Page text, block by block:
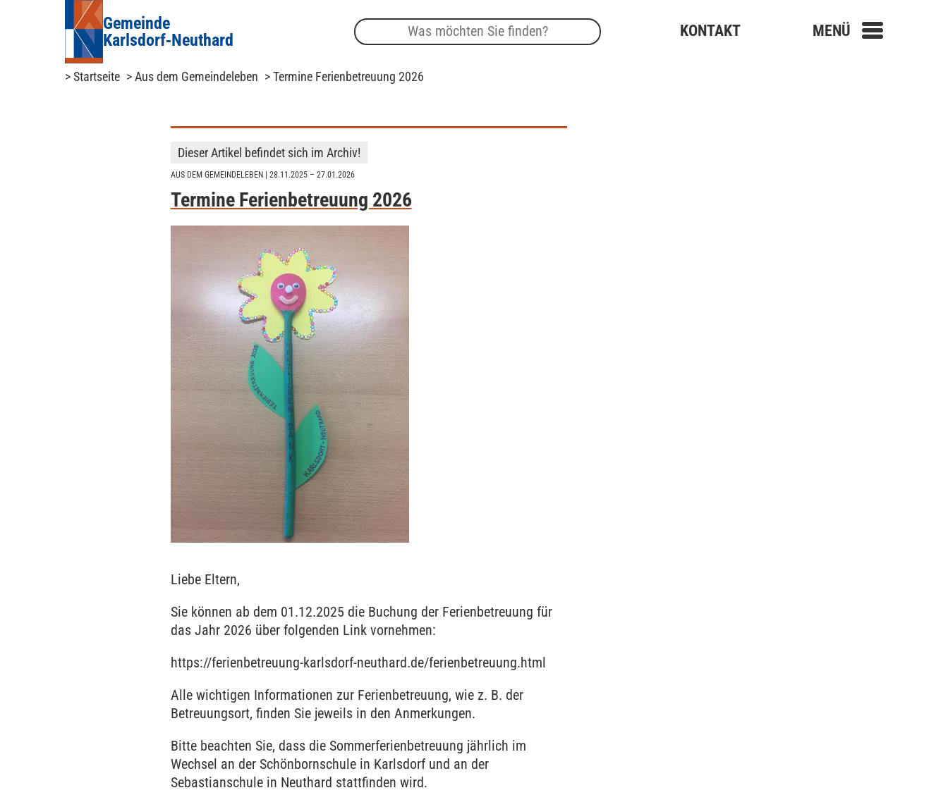
Gemeinde
Karlsdorf‑Neuthard
KONTAKT MENÜ
> Startseite > Aus dem Gemeindeleben > Termine Ferienbetreuung 2026
Dieser Artikel befindet sich im Archiv!
AUS DEM GEMEINDELEBEN| 28.11.2025 – 27.01.2026
Termine Ferienbetreuung 2026
Liebe Eltern,
Sie können ab dem 01.12.2025 die Buchung der Ferienbetreuung für
das Jahr 2026 über folgenden Link vornehmen:
https://ferienbetreuung-karlsdorf-neuthard.de/ferienbetreuung.html
Alle wichtigen Informationen zur Ferienbetreuung, wie z. B. der
Betreuungsort, finden Sie jeweils in den Anmerkungen.
Bitte beachten Sie, dass die Sommerferienbetreuung jährlich im
Wechsel an der Schönbornschule in Karlsdorf und an der
Sebastianschule in Neuthard stattfinden wird.